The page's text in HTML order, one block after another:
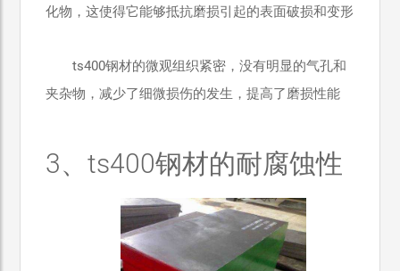
化物，这使得它能够抵抗磨损引起的表面破损和变形
ts400钢材的微观组织紧密，没有明显的气孔和
夹杂物，减少了细微损伤的发生，提高了磨损性能
3、ts400钢材的耐腐蚀性